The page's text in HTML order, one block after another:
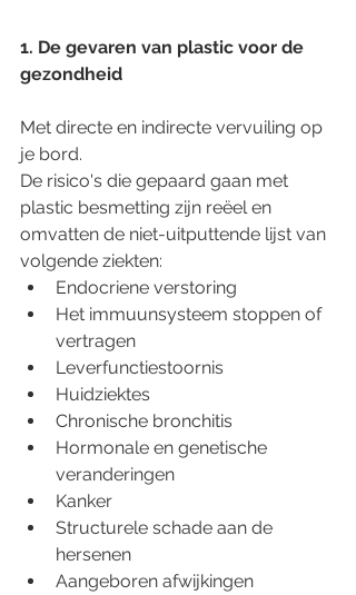
1. De gevaren van plastic voor de
gezondheid
Met directe en indirecte vervuiling op
je bord.
De risico's die gepaard gaan met
plastic besmetting zijn reëel en
omvatten de niet-uitputtende lijst van
volgende ziekten:
Endocriene verstoring
Het immuunsysteem stoppen of
vertragen
Leverfunctiestoornis
Huidziektes
Chronische bronchitis
Hormonale en genetische
veranderingen
Kanker
Structurele schade aan de
hersenen
Aangeboren afwijkingen